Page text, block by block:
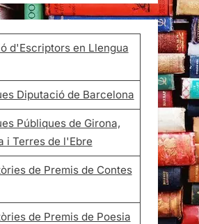
d'Escriptors en Llengua
Diputació de Barcelona
Públiques de Girona,
i Terres de l'Ebre
de Premis de Contes
de Premis de Poesia